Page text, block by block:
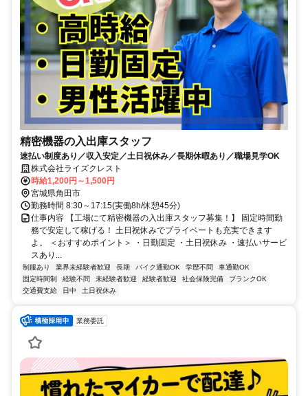
精密機器の入出庫スタッフ
速払い制度あり／収入安定／土日祝休み／長期休暇あり／職場見学OK
株式会社ライズクレスト
時給1,200円～1,500円
宮城県角田市
勤務時間 8:30～17:15(実働8h/休憩45分)
仕事内容 【工場にて精密機器の入出庫スタッフ募集！】 固定時間勤
務で安定して稼げる！ 土日祝休みでプライベートも充実できます
よ。 ＜おすすめポイント＞ ・日勤固定 ・土日祝休み ・速払いサービ
スあり...
制服あり 業界未経験者歓迎 長期 バイク通勤OK 学歴不問
車通勤OK
固定時間制
経験不問 未経験者歓迎 経験者歓迎 社会保険完備
ブランクOK
交通費支給
日中 土日祝休み
業務委託